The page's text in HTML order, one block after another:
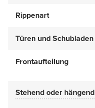
Rippenart
Türen und Schubladen
Frontaufteilung
Stehend oder hängend